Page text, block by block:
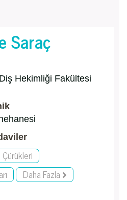
Saraç
Hekimliği Fakültesi
Daha Fazla